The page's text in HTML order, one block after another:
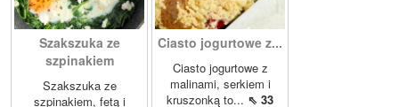
Szakszuka ze
szpinakiem
Szakszuka ze
szpinakiem, fetą i
Ciasto jogurtowe z...
Ciasto jogurtowe z
malinami, serkiem i
kruszonką to... ⇖ 33